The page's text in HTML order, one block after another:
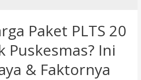
Paket PLTS 20
Puskesmas? Ini
& Faktornya